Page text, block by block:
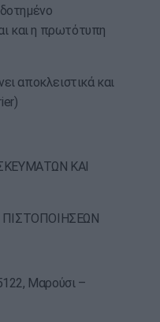
και η πρωτότυπη
αποκλειστικά και
ΚΑΙ
ΠΙΣΤΟΠΟΙΗΣΕΩΝ
Μαρούσι –